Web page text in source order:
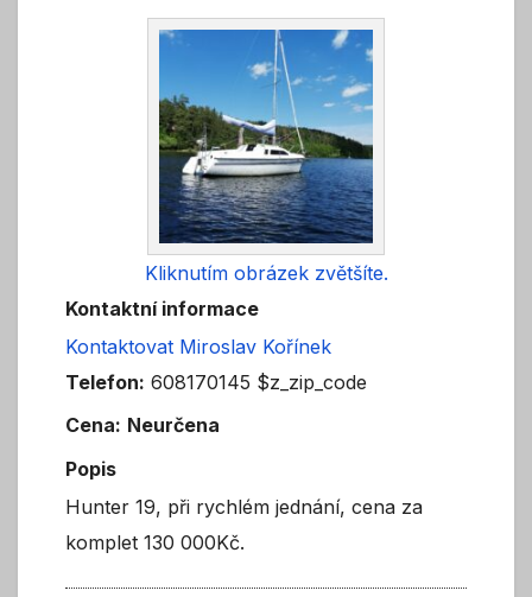
Kliknutím obrázek zvětšíte.
Kontaktní informace
Kontaktovat Miroslav Kořínek
Telefon: 608170145 $z_zip_code
Cena: Neurčena
Popis
Hunter 19, při rychlém jednání, cena za
komplet 130 000Kč.